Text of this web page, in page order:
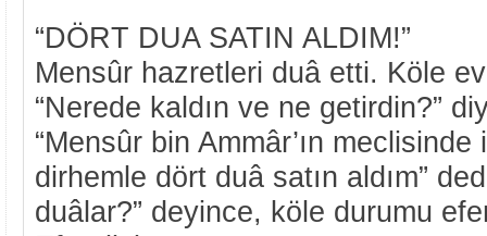
“DÖRT DUA SATIN ALDIM!”
Mensûr hazretleri duâ etti. Köle
“Nerede kaldın ve ne getirdin?”
“Mensûr bin Ammâr’ın
dirhemle dört duâ satın aldım”
duâlar?” deyince, köle durumu